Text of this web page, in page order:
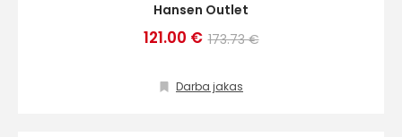
Hansen Outlet
121.00 € 173.73 €
Darba jakas